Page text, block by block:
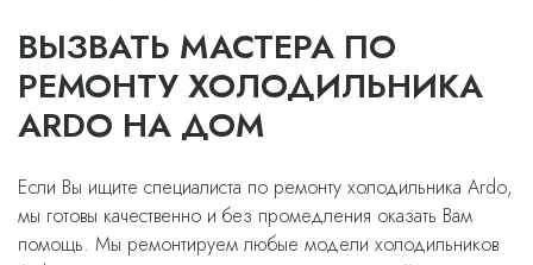
ВЫЗВАТЬ МАСТЕРА ПО
РЕМОНТУ ХОЛОДИЛЬНИКА
ARDO НА ДОМ
Если Вы ищите специалиста по ремонту холодильника Ardo,
мы готовы качественно и без промедления оказать Вам
помощь. Мы ремонтируем любые модели холодильников